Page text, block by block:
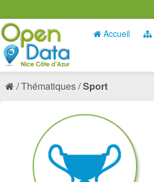
Accueil
Thématiques Sport